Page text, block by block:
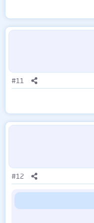
Adobe
#11
#12